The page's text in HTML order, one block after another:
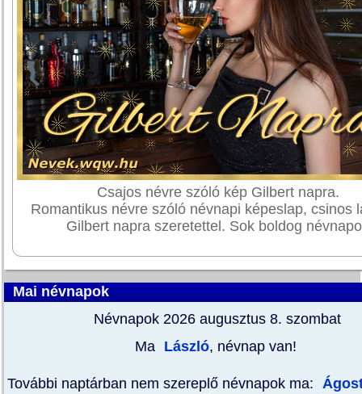
Csajos névre szóló kép Gilbert napra.
Romantikus névre szóló névnapi képeslap, csinos
Gilbert napra szeretettel. Sok boldog
Mai névnapok
Névnapok 2026 augusztus 8. szombat
Ma László, névnap van!
További naptárban nem szereplő névnapok ma: